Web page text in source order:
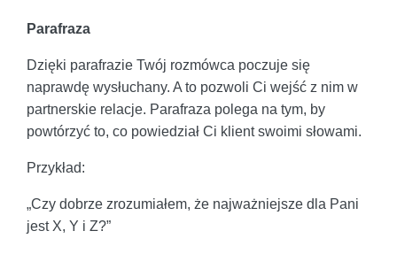
Parafraza
Dzięki parafrazie Twój rozmówca poczuje się
naprawdę wysłuchany. A to pozwoli Ci wejść z nim w
partnerskie relacje. Parafraza polega na tym, by
powtórzyć to, co powiedział Ci klient swoimi słowami.
Przykład:
„Czy dobrze zrozumiałem, że najważniejsze dla Pani
jest X, Y i Z?”